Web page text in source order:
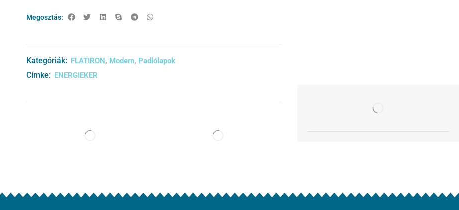
Megosztás:
Kategóriák: FLATIRON, Modern, Padlólapok
Címke: ENERGIEKER